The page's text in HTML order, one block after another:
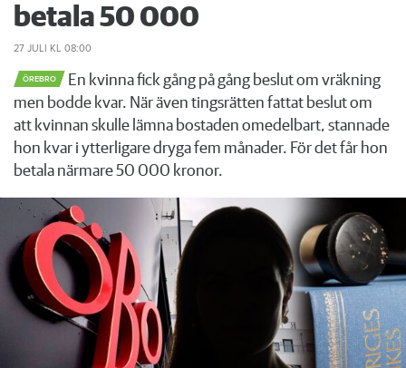
betala 50 000
27 JULI KL 08:00
ÖREBRO
En kvinna fick gång på gång beslut om vräkning
men bodde kvar. När även tingsrätten fattat beslut om
att kvinnan skulle lämna bostaden omedelbart, stannade
hon kvar i ytterligare dryga fem månader. För det får hon
betala närmare 50 000 kronor.